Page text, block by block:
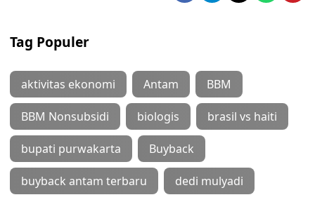
Tag Populer
aktivitas ekonomi Antam BBM
BBM Nonsubsidi biologis brasil vs haiti
bupati purwakarta Buyback
buyback antam terbaru dedi mulyadi